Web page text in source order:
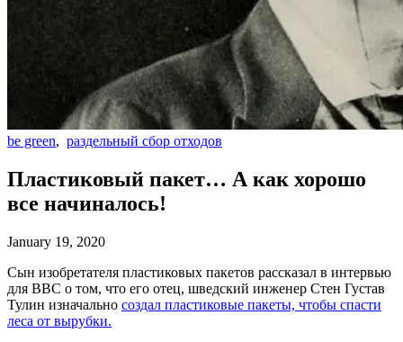
be green, раздельный сбор отходов
Пластиковый пакет… А как хорошо
все начиналось!
January 19, 2020
Сын изобретателя пластиковых пакетов рассказал в интервью
для BBC о том, что его отец, шведский инженер Стен Густав
Тулин изначально создал пластиковые пакеты, чтобы спасти
леса от вырубки.